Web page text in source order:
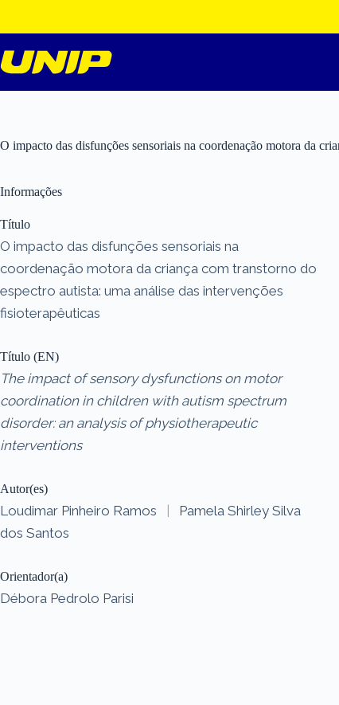
o
conteúdo
O impacto das disfunções sensoriais na coordenação motora da
Informações
Título
O impacto das disfunções sensoriais na
coordenação motora da criança com transtorno do
espectro autista: uma análise das intervenções
fisioterapêuticas
Título (EN)
The impact of sensory dysfunctions on motor
coordination in children with autism spectrum
disorder: an analysis of physiotherapeutic
interventions
Autor(es)
Loudimar Pinheiro Ramos |
Pamela Shirley Silva
dos Santos
Orientador(a)
Débora Pedrolo Parisi